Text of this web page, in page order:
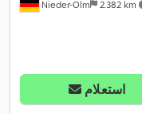
Nieder-Olm 2.382 km
استعلام